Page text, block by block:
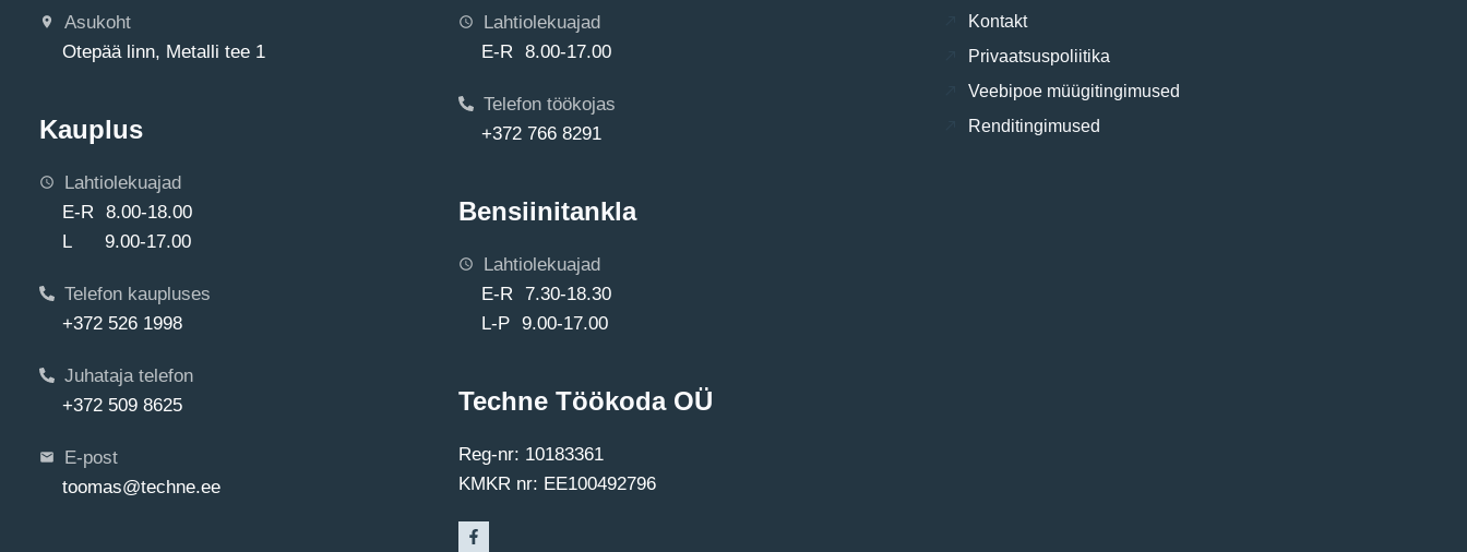
Asukoht
Otepää linn, Metalli tee 1
Kauplus
Lahtiolekuajad
E-R 8.00-18.00
L 9.00-17.00
Telefon kaupluses
+372 526 1998
Juhataja telefon
+372 509 8625
E-post
toomas@techne.ee
Lahtiolekuajad
E-R 8.00-17.00
Telefon töökojas
+372 766 8291
Bensiinitankla
Lahtiolekuajad
E-R 7.30-18.30
L-P 9.00-17.00
Techne Töökoda OÜ
Reg-nr: 10183361
KMKR nr: EE100492796
Kontakt
Privaatsuspoliitika
Veebipoe müügitingimused
Renditingimused